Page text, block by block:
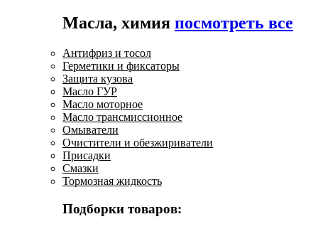
Масла, химия посмотреть все
Антифриз и тосол
Герметики и фиксаторы
Защита кузова
Масло ГУР
Масло моторное
Масло трансмиссионное
Омыватели
Очистители и обезжириватели
Присадки
Смазки
Тормозная жидкость
Подборки товаров: